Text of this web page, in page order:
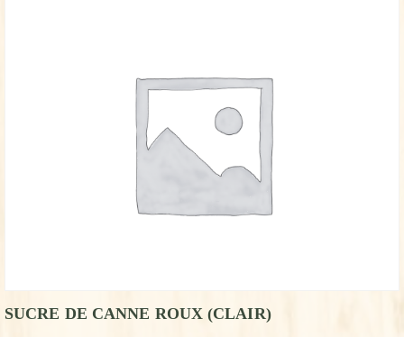
SUCRE DE CANNE ROUX (CLAIR)